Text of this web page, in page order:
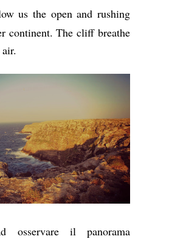
us the open and rushing
continent. The cliff breathe
osservare il panorama